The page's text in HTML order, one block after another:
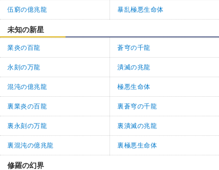
伍窮の億兆龍 暴乱極悪生命体
未知の新星
業炎の百龍 蒼穹の千龍
永刻の万龍 潰滅の兆龍
混沌の億兆龍 極悪生命体
裏業炎の百龍 裏蒼穹の千龍
裏永刻の万龍 裏潰滅の兆龍
裏混沌の億兆龍 裏極悪生命体
修羅の幻界